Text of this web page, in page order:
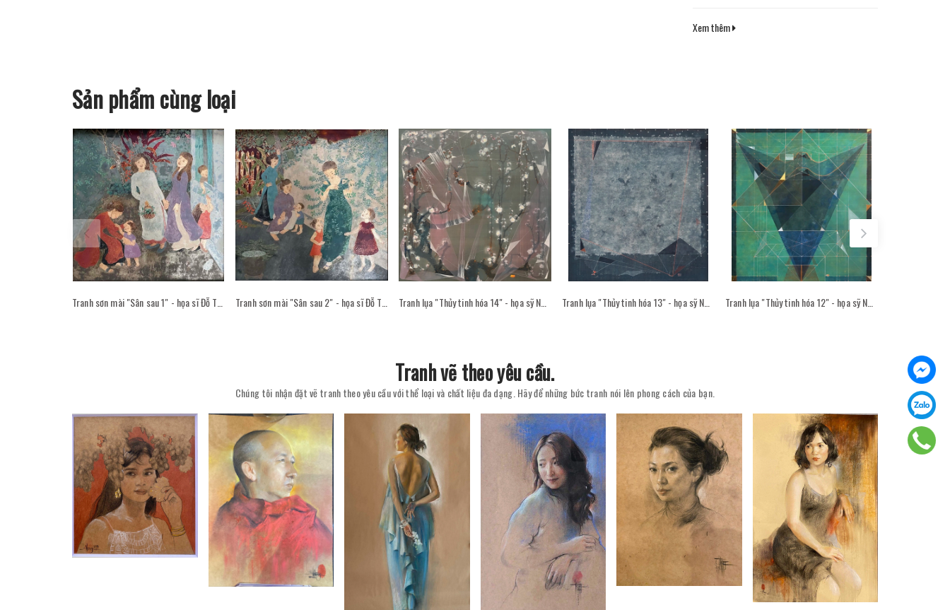
Xem thêm
Sản phẩm cùng loại
Tranh vẽ theo yêu cầu.
Chúng tôi nhận đặt vẽ tranh theo yêu cầu với thể loại và chất liệu đa dạng. Hãy để những bức tranh nói lên phong cách của bạn.